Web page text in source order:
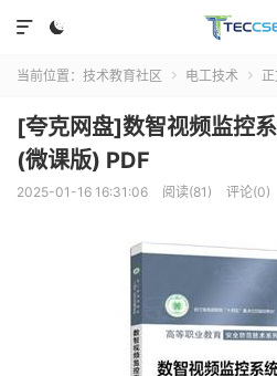


当前位置： 技术教育社区  电工技术 
[夸克网盘]数智视频监控
(微课版) PDF
2025-01-16 16:31:06 阅读(81) 评论(0)